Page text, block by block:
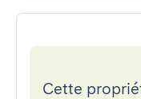
Cette